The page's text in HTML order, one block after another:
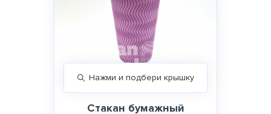
Нажми и подбери крышку
Стакан бумажный